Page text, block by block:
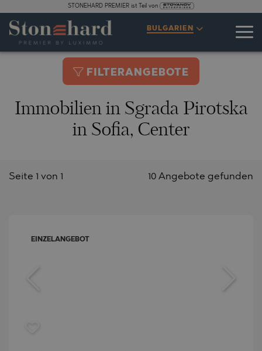
STONEHARD PREMIER ist Teil von
BULGARIEN
FILTERANGEBOTE
Immobilien in Sgrada Pirotska
in Sofia, Center
10 Angebote gefunden
Seite 1 von 1
EINZELANGEBOT